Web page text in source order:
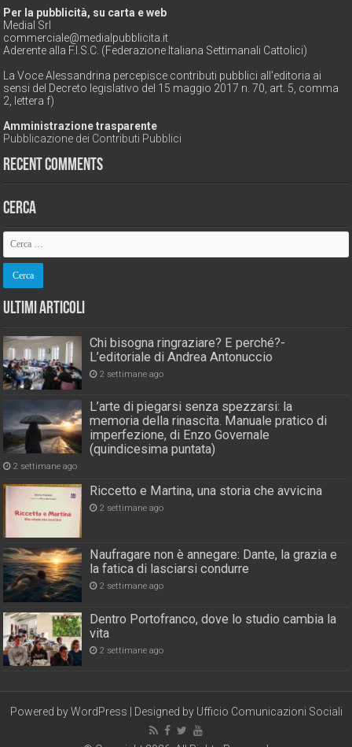
Per la pubblicità, su carta e web
Medial Srl
commerciale@medialpubblicita.it
Aderente alla F.I.S.C. (Federazione Italiana Settimanali Cattolici)
La Voce Alessandrina percepisce contributi pubblici all'editoria ai
sensi del Decreto legislativo del 15 maggio 2017 n. 70, art. 5, comma
2, lettera f)
Amministrazione trasparente
Pubblicazione dei Contributi Pubblici
Recent Comments
Cerca
Ultimi Articoli
Chi bisogna ringraziare? E perché?-
L’editoriale di Andrea Antonuccio
2 settimane ago
L’arte di piegarsi senza spezzarsi: la
memoria della rinascita. Manuale pratico di
imperfezione, di Enzo Governale
(quindicesima puntata)
2 settimane ago
Riccetto e Martina, una storia che avvicina
2 settimane ago
Naufragare non è annegare: Dante, la grazia e
la fatica di lasciarsi condurre
2 settimane ago
Dentro Portofranco, dove lo studio cambia la
vita
2 settimane ago
Powered byWordPress | Designed by Ufficio Comunicazioni Sociali